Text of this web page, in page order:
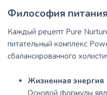
Философия
Каждый рецепт Pure
питательный комплекс
сбалансированного
Жизненная энергия